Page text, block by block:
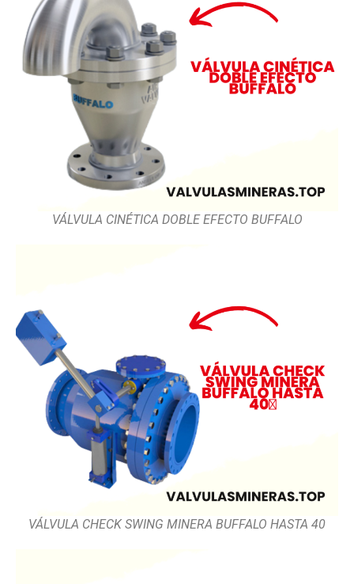
VÁLVULA CINÉTICA DOBLE EFECTO BUFFALO
VÁLVULA CHECK SWING MINERA BUFFALO HASTA 40